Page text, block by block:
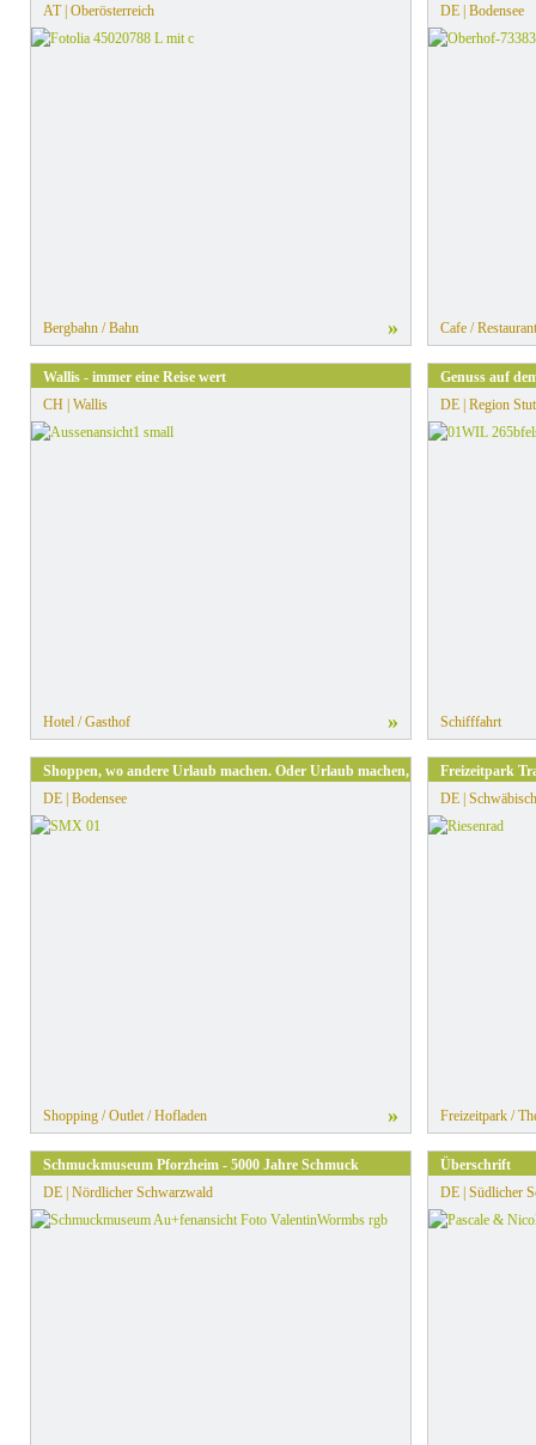
AT | Oberösterreich
Bergbahn / Bahn »
DE | Bodensee
Cafe /
Wallis - immer eine Reise wert
CH | Wallis
Hotel / Gasthof »
Genuss auf
DE | Region
Schifffahrt
Shoppen, wo andere Urlaub machen. Oder Urlaub machen, wo andere
DE | Bodensee
Shopping / Outlet / Hofladen »
Freizeitpark
DE |
Freizeitpark /
Schmuckmuseum Pforzheim - 5000 Jahre Schmuck
DE | Nördlicher Schwarzwald
Überschrift
DE | Südlicher